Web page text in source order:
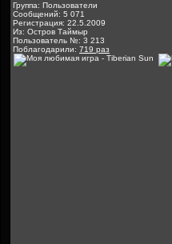
Группа: Пользователи
Сообщений: 5 071
Регистрация: 22.5.2009
Из: Остров Таймыр
Пользователь №: 3 213
Поблагодарили: 719 раз